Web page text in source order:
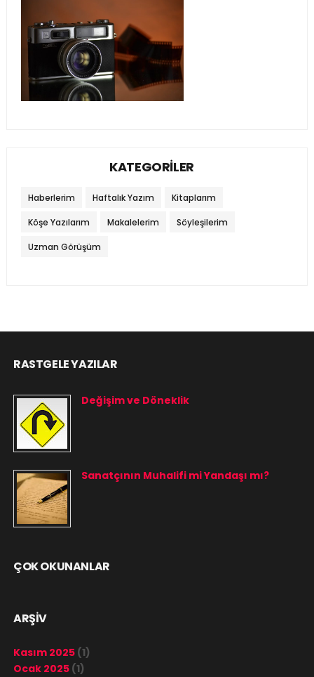
KATEGORİLER
Haberlerim Haftalık Yazım Kitaplarım
Köşe Yazılarım Makalelerim Söyleşilerim
Uzman Görüşüm
RASTGELE YAZILAR
Değişim ve Döneklik
Sanatçının Muhalifi mi Yandaşı mı?
ÇOK OKUNANLAR
ARŞİV
Kasım 2025(1)
Ocak 2025(1)